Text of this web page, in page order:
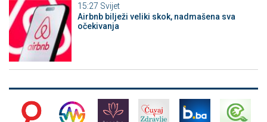
15:27 Svijet
Airbnb bilježi veliki skok, nadmašena sva
očekivanja